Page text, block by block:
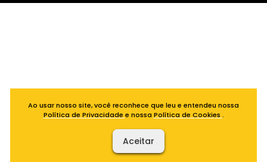
Ao usar nosso site, você reconhece que leu e entendeu nossa
Política de Privacidade e nossa Política de Cookies .
Aceitar